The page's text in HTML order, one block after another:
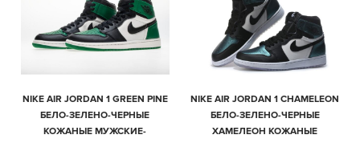
NIKE AIR JORDAN 1 GREEN PINE
БЕЛО-ЗЕЛЕНО-ЧЕРНЫЕ
КОЖАНЫЕ МУЖСКИЕ-
NIKE AIR JORDAN 1 CHAMELEON
БЕЛО-ЗЕЛЕНО-ЧЕРНЫЕ
ХАМЕЛЕОН КОЖАНЫЕ